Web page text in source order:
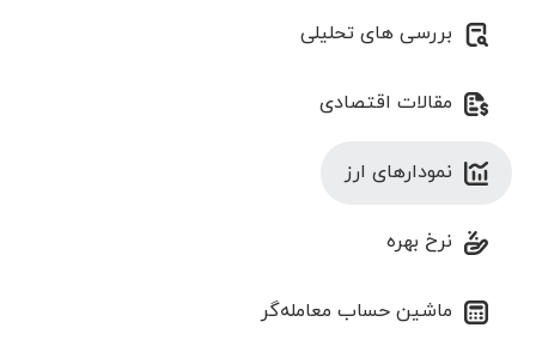
بررسی های تحلیلی
مقالات اقتصادی
نمودارهای ارز
نرخ بهره
ماشین حساب معامله‌گر